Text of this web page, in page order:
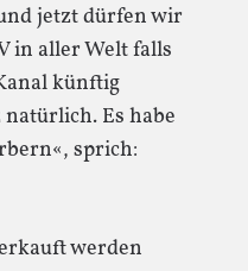
jetzt dürfen wir
in aller Welt falls
künftig
Es habe
sprich:
werden